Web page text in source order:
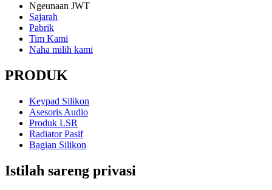
Ngeunaan JWT
Sajarah
Pabrik
Tim Kami
Naha milih kami
PRODUK
Keypad Silikon
Asesoris Audio
Produk LSR
Radiator Pasif
Bagian Silikon
Istilah sareng privasi